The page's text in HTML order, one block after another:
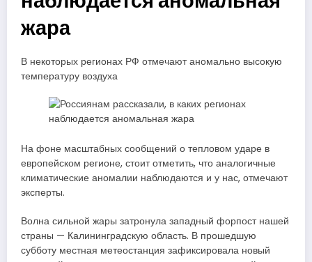
жара
В некоторых регионах РФ отмечают аномально высокую
температуру воздуха
На фоне масштабных сообщений о тепловом ударе в
европейском регионе, стоит отметить, что аналогичные
климатические аномалии наблюдаются и у нас, отмечают
эксперты.
Волна сильной жары затронула западный форпост нашей
страны — Калининградскую область. В прошедшую
субботу местная метеостанция зафиксировала новый